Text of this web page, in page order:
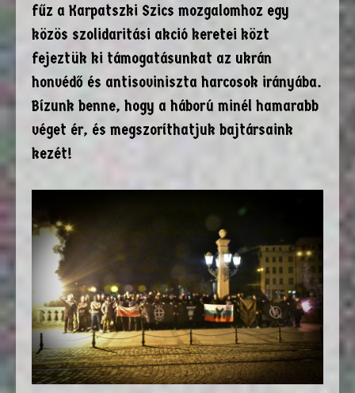
fűz a Karpatszki Szics mozgalomhoz egy
közös szolidaritási akció keretei közt
fejeztük ki támogatásunkat az ukrán
honvédő és antisoviniszta harcosok irányába.
Bízunk benne, hogy a háború minél hamarabb
véget ér, és megszoríthatjuk bajtársaink
kezét!